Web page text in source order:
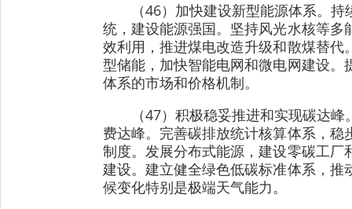
（46）加快建设新型能源体系。
统，建设能源强国。坚持风光水核等
效利用，推进煤电改造升级和散煤替
型储能，加快智能电网和微电网建设
体系的市场和价格机制。
（47）积极稳妥推进和实现碳达
费达峰。完善碳排放统计核算体系，
制度。发展分布式能源，建设零碳工
建设。建立健全绿色低碳标准体系，
候变化特别是极端天气能力。